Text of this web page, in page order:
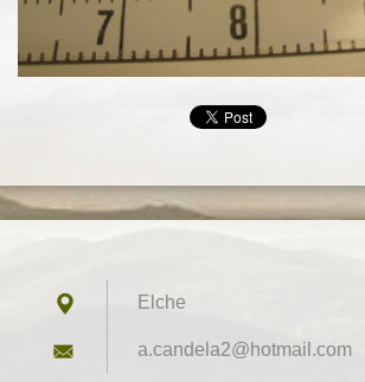
Elche
a.candel a2@hotmail.com